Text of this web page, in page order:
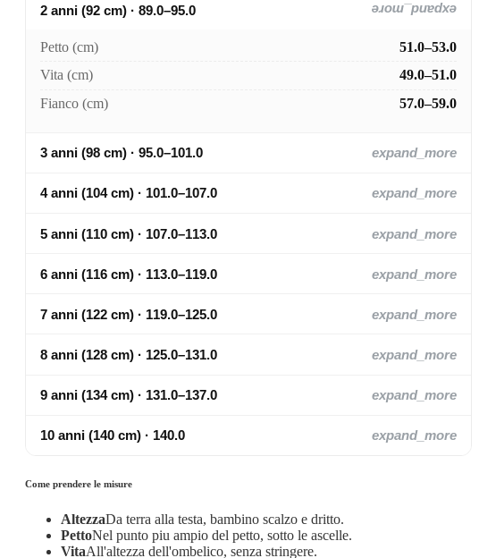
2 anni (92 cm) · 89.0–95.0 expand_more
Petto (cm)
51.0–53.0
Vita (cm)
49.0–51.0
Fianco (cm)
57.0–59.0
3 anni (98 cm) · 95.0–101.0 expand_more
4 anni (104 cm) · 101.0–107.0 expand_more
5 anni (110 cm) · 107.0–113.0 expand_more
6 anni (116 cm) · 113.0–119.0 expand_more
7 anni (122 cm) · 119.0–125.0 expand_more
8 anni (128 cm) · 125.0–131.0 expand_more
9 anni (134 cm) · 131.0–137.0 expand_more
10 anni (140 cm) · 140.0 expand_more
Come prendere le misure
AltezzaDa terra alla testa, bambino scalzo e dritto.
PettoNel punto piu ampio del petto, sotto le ascelle.
VitaAll'altezza dell'ombelico, senza stringere.